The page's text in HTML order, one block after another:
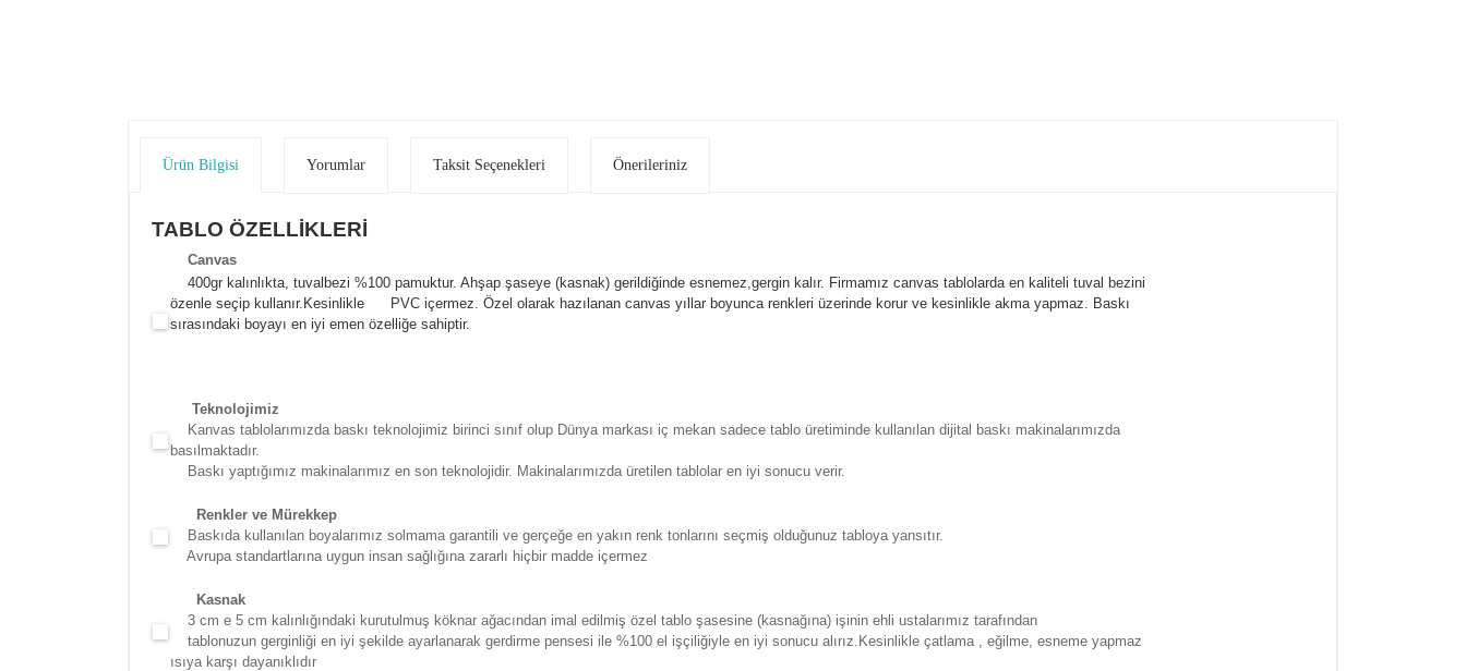
Ürün Bilgisi Yorumlar Taksit Seçenekleri Önerileriniz
TABLO ÖZELLİKLERİ
Canvas
400gr kalınlıkta, tuvalbezi %100 pamuktur. Ahşap şaseye (kasnak) gerildiğinde esnemez,gergin kalır. Firmamız canvas tablolarda en kaliteli tuval bezini
özenle seçip kullanır. Kesinlikle PVC içermez. Özel olarak hazılanan canvas yıllar boyunca renkleri üzerinde korur ve kesinlikle akma yapmaz. Baskı
sırasındaki boyayı en iyi emen özelliğe sahiptir.
Teknolojimiz
Kanvas tablolarımızda baskı teknolojimiz birinci sınıf olup Dünya markası iç mekan sadece tablo üretiminde kullanılan dijital baskı makinalarımızda
basılmaktadır.
Baskı yaptığımız makinalarımız en son teknolojidir. Makinalarımızda üretilen tablolar en iyi sonucu verir.
Renkler ve Mürekkep
Baskıda kullanılan boyalarımız solmama garantili ve gerçeğe en yakın renk tonlarını seçmiş olduğunuz tabloya yansıtır.
Avrupa standartlarına uygun insan sağlığına zararlı hiçbir madde içermez
Kasnak
3 cm e 5 cm kalınlığındaki kurutulmuş köknar ağacından imal edilmiş özel tablo şasesine (kasnağına) işinin ehli ustalarımız tarafından
tablonuzun gerginliği en iyi şekilde ayarlanarak gerdirme pensesi ile %100 el işçiliğiyle en iyi sonucu alırız.Kesinlikle çatlama , eğilme, esneme yapmaz
ısıya karşı dayanıklıdır